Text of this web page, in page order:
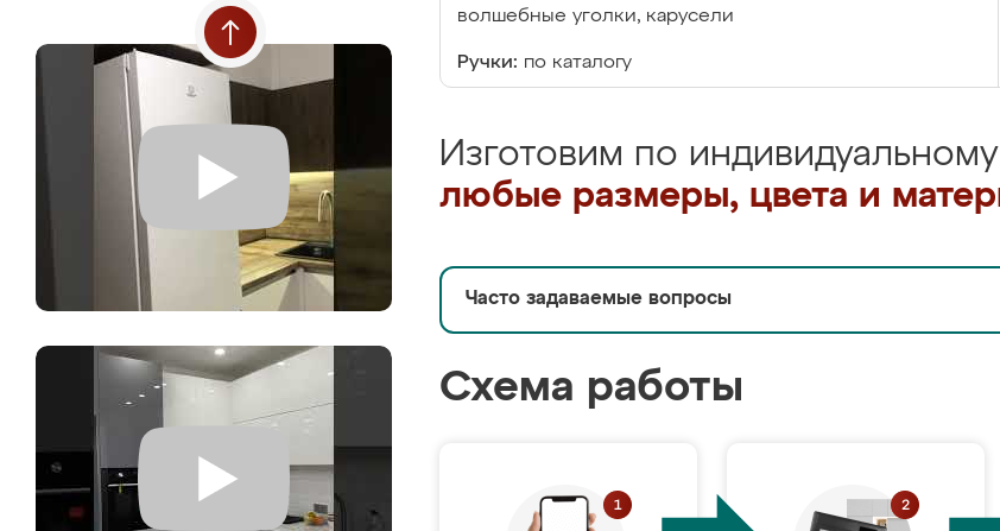
волшебные уголки, карусели
Ручки: по каталогу
Изготовим по
любые размеры, цвета и
Часто задаваемые вопросы
Схема работы